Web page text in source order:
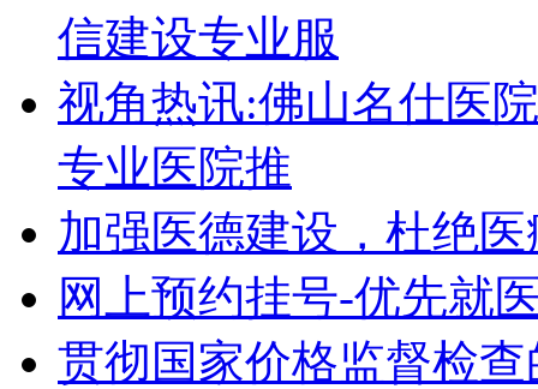
信建设专业服
视角热讯:佛山名仕医
专业医院推
加强医德建设，杜绝
网上预约挂号-优先就
贯彻国家价格监督检